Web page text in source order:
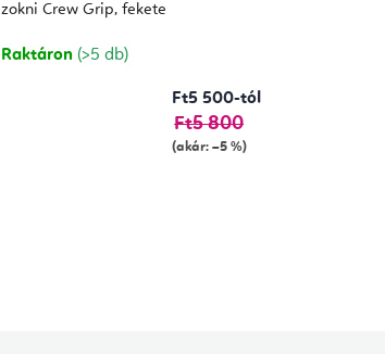
zokni Crew Grip, fekete
Raktáron (>5 db)
Ft5 500-tól
Ft5 800
(akár: –5 %)